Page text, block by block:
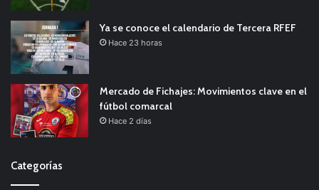
Ya se conoce el calendario de Tercera RFEF
Hace 23 horas
Mercado de Fichajes: Movimientos clave en el
fútbol comarcal
Hace 2 días
Categorías